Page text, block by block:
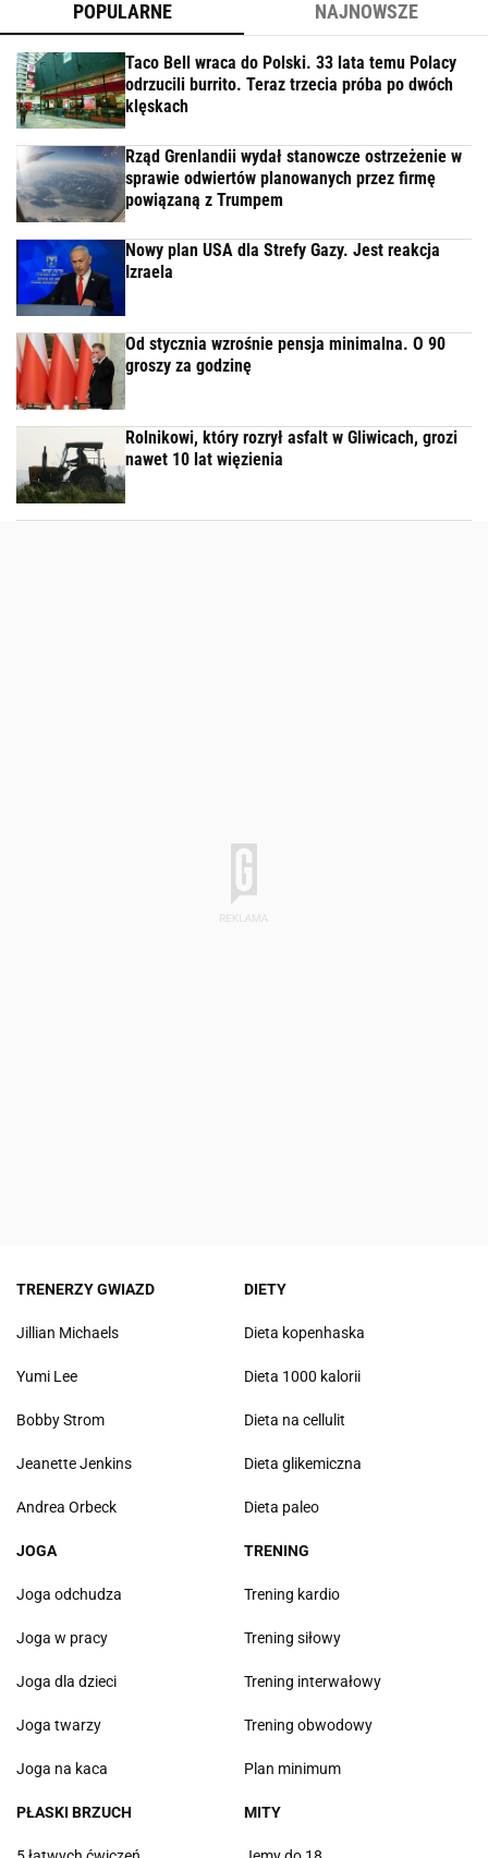
POPULARNE NAJNOWSZE
Taco Bell wraca do Polski. 33 lata temu Polacy
odrzucili burrito. Teraz trzecia próba po dwóch
klęskach
Rząd Grenlandii wydał stanowcze ostrzeżenie w
sprawie odwiertów planowanych przez firmę
powiązaną z Trumpem
Nowy plan USA dla Strefy Gazy. Jest reakcja
Izraela
Od stycznia wzrośnie pensja minimalna. O 90
groszy za godzinę
Rolnikowi, który rozrył asfalt w Gliwicach, grozi
nawet 10 lat więzienia
TRENERZY GWIAZD
Jillian Michaels
Yumi Lee
Bobby Strom
Jeanette Jenkins
Andrea Orbeck
DIETY
Dieta kopenhaska
Dieta 1000 kalorii
Dieta na cellulit
Dieta glikemiczna
Dieta paleo
JOGA
Joga odchudza
Joga w pracy
Joga dla dzieci
Joga twarzy
Joga na kaca
TRENING
Trening kardio
Trening siłowy
Trening interwałowy
Trening obwodowy
Plan minimum
PŁASKI BRZUCH MITY